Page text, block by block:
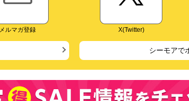
メルマガ登録 X(Twitter)
シーモアで